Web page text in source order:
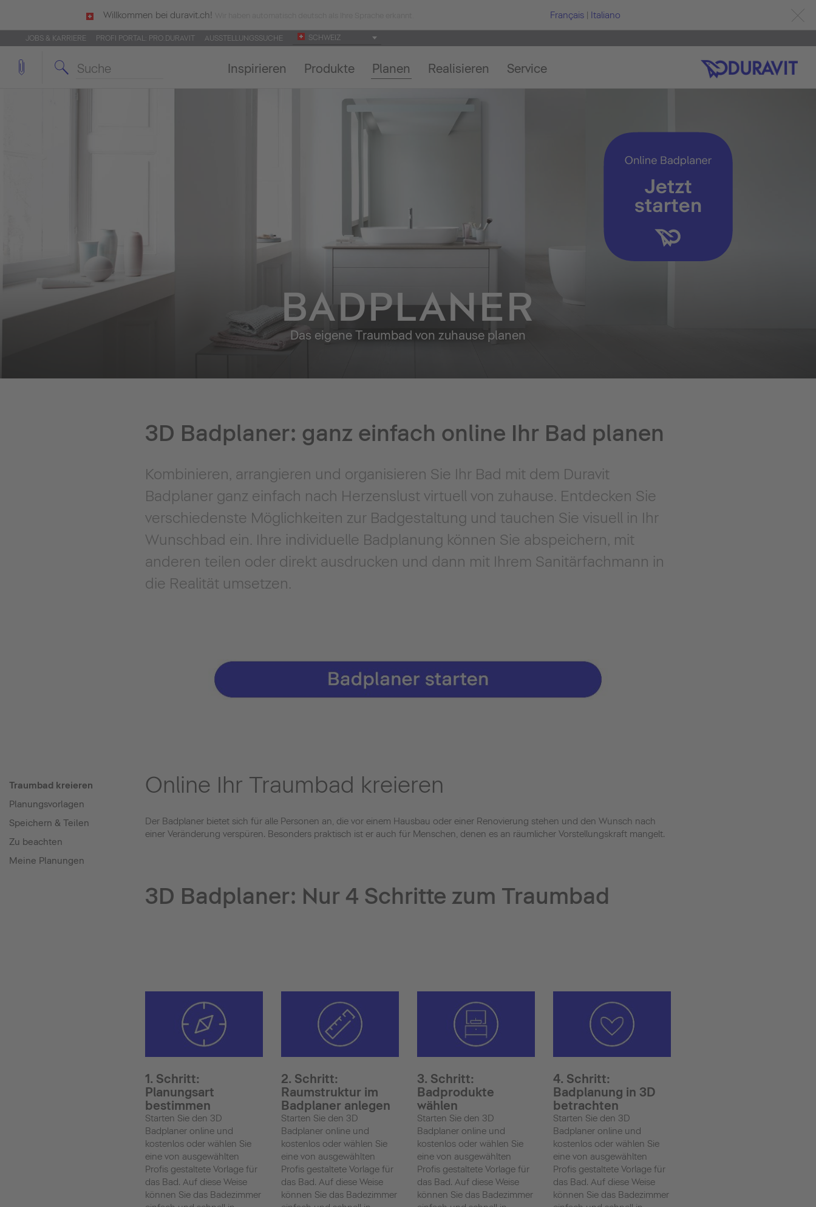
Willkommen bei duravit.ch! Français | Italiano
JOBS & KARRIERE PROFI PORTAL: PRO.DURAVIT AUSSTELLUNGSSUCHE SCHWEIZ
Inspirieren Produkte Planen Realisieren Service
BADPLANER
Das eigene Traumbad von zuhause planen
3D Badplaner: ganz einfach online Ihr Bad planen
Kombinieren, arrangieren und organisieren Sie Ihr Bad mit dem Duravit
Badplaner ganz einfach nach Herzenslust virtuell von zuhause. Entdecken Sie
verschiedenste Möglichkeiten zur Badgestaltung und tauchen Sie visuell in Ihr
Wunschbad ein. Ihre individuelle Badplanung können Sie abspeichern, mit
anderen teilen oder direkt ausdrucken und dann mit Ihrem Sanitärfachmann in
die Realität umsetzen.
Traumbad kreieren
Planungsvorlagen
Speichern & Teilen
Zu beachten
Meine Planungen
Online Ihr Traumbad kreieren
Der Badplaner bietet sich für alle Personen an, die vor einem Hausbau oder einer Renovierung stehen und den Wunsch nach
einer Veränderung verspüren. Besonders praktisch ist er auch für Menschen, denen es an räumlicher Vorstellungskraft mangelt.
3D Badplaner: Nur 4 Schritte zum Traumbad
1. Schritt:
Planungsart
bestimmen
Starten Sie den 3D
Badplaner online und
kostenlos oder wählen Sie
eine von ausgewählten
Profis gestaltete Vorlage für
das Bad. Auf diese Weise
können Sie das Badezimmer
2. Schritt:
Raumstruktur im
Badplaner anlegen
Starten Sie den 3D
Badplaner online und
kostenlos oder wählen Sie
eine von ausgewählten
Profis gestaltete Vorlage für
das Bad. Auf diese Weise
können Sie das Badezimmer
3. Schritt:
Badprodukte
wählen
Starten Sie den 3D
Badplaner online und
kostenlos oder wählen Sie
eine von ausgewählten
Profis gestaltete Vorlage für
das Bad. Auf diese Weise
können Sie das Badezimmer
4. Schritt:
Badplanung in 3D
betrachten
Starten Sie den 3D
Badplaner online und
kostenlos oder wählen Sie
eine von ausgewählten
Profis gestaltete Vorlage für
das Bad. Auf diese Weise
können Sie das Badezimmer